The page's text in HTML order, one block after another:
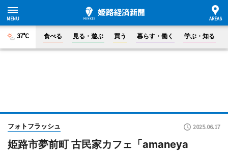
37°C 食べる 見る・遊ぶ 買う 暮らす・働く 学ぶ・知る
フォトフラッシュ 2025.06.17
姫路市夢前町 古民家カフェ「amaneya